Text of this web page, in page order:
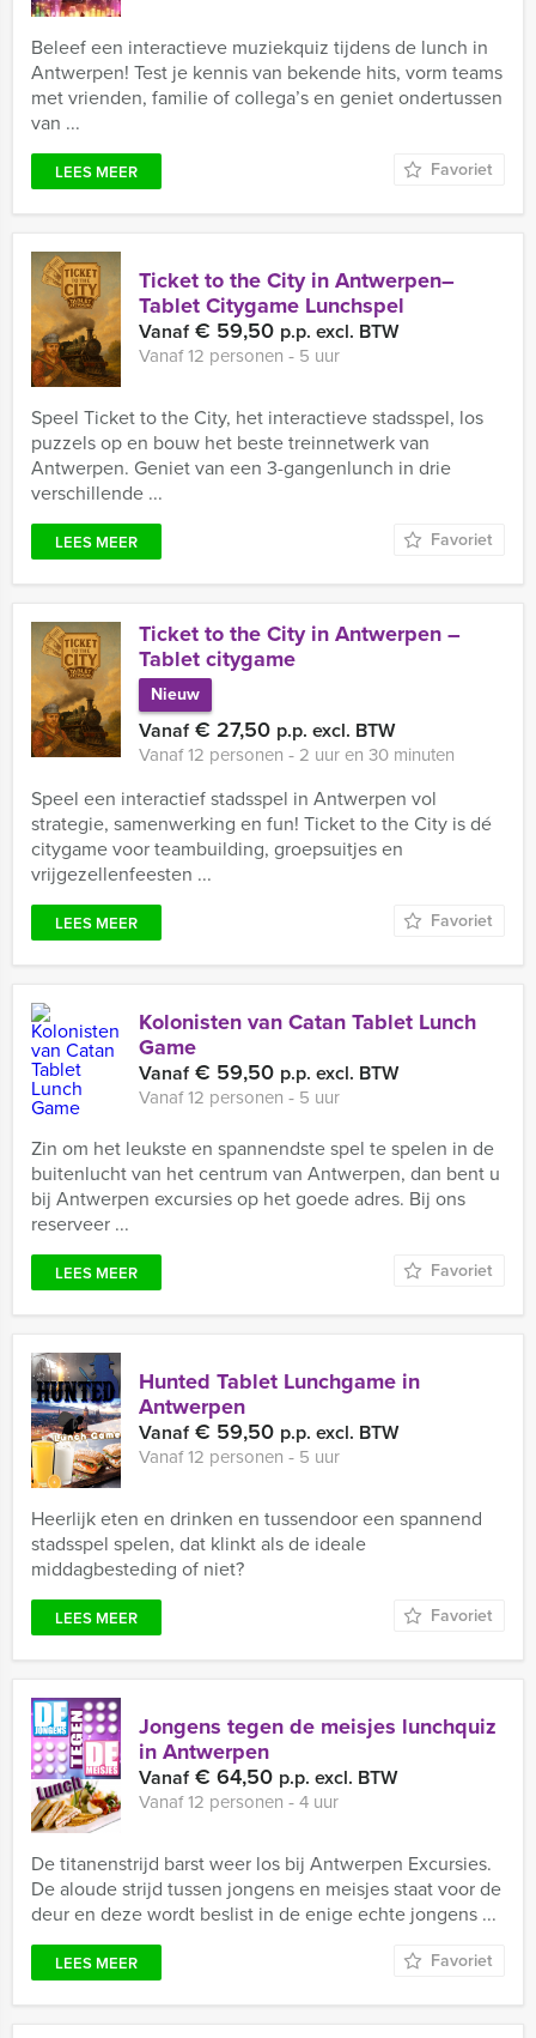
Beleef een interactieve muziekquiz tijdens de lunch in
Antwerpen! Test je kennis van bekende hits, vorm teams
met vrienden, familie of collega’s en geniet ondertussen
van ...
LEES MEER Favoriet
Ticket to the City in Antwerpen–
Tablet Citygame Lunchspel
Vanaf€ 59,50 p.p. excl. BTW
Vanaf 12 personen ‐ 5 uur
Speel Ticket to the City, het interactieve stadsspel, los
puzzels op en bouw het beste treinnetwerk van
Antwerpen. Geniet van een 3-gangenlunch in drie
verschillende ...
LEES MEER Favoriet
Ticket to the City in Antwerpen –
Tablet citygame
Nieuw
Vanaf€ 27,50 p.p. excl. BTW
Vanaf 12 personen ‐ 2 uur en 30 minuten
Speel een interactief stadsspel in Antwerpen vol
strategie, samenwerking en fun! Ticket to the City is dé
citygame voor teambuilding, groepsuitjes en
vrijgezellenfeesten ...
LEES MEER Favoriet
Kolonisten van Catan Tablet Lunch
Game
Vanaf€ 59,50 p.p. excl. BTW
Vanaf 12 personen ‐ 5 uur
Zin om het leukste en spannendste spel te spelen in de
buitenlucht van het centrum van Antwerpen, dan bent u
bij Antwerpen excursies op het goede adres. Bij ons
reserveer ...
LEES MEER Favoriet
Hunted Tablet Lunchgame in
Antwerpen
Vanaf€ 59,50 p.p. excl. BTW
Vanaf 12 personen ‐ 5 uur
Heerlijk eten en drinken en tussendoor een spannend
stadsspel spelen, dat klinkt als de ideale
middagbesteding of niet?
LEES MEER Favoriet
Jongens tegen de meisjes lunchquiz
in Antwerpen
Vanaf€ 64,50 p.p. excl. BTW
Vanaf 12 personen ‐ 4 uur
De titanenstrijd barst weer los bij Antwerpen Excursies.
De aloude strijd tussen jongens en meisjes staat voor de
deur en deze wordt beslist in de enige echte jongens ...
LEES MEER Favoriet